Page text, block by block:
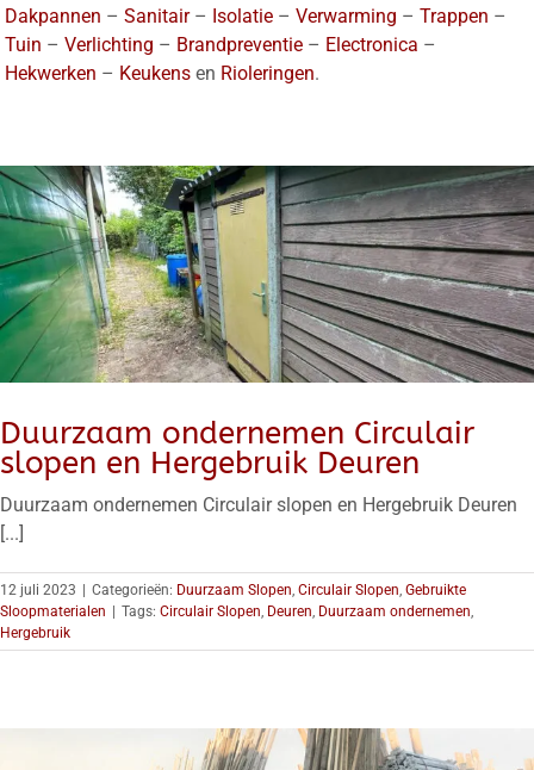
CHROOM6
Co2
CIRCULAIRE PARELTJES
PROJECTEN
MVO ONDERNEMEN
NIEUWS
CONTACT
Dakpannen – Sanitair– Isolatie – Verwarming – Trappen –
Tuin – Verlichting – Brandpreventie – Electronica –
Hekwerken – Keukens en Rioleringen.
Duurzaam ondernemen Circulair
slopen en Hergebruik Deuren
Duurzaam ondernemen Circulair slopen en Hergebruik Deuren
[...]
12 juli 2023 | Categorieën: Duurzaam Slopen Circulair Slopen Gebruikte
Sloopmaterialen | Tags: Circulair Slopen Deuren Duurzaam ondernemen
Hergebruik